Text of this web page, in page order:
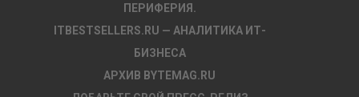
ПЕРИФЕРИЯ.
ITBESTSELLERS.RU — АНАЛИТИКА ИТ-
БИЗНЕСА
АРХИВ BYTEMAG.RU